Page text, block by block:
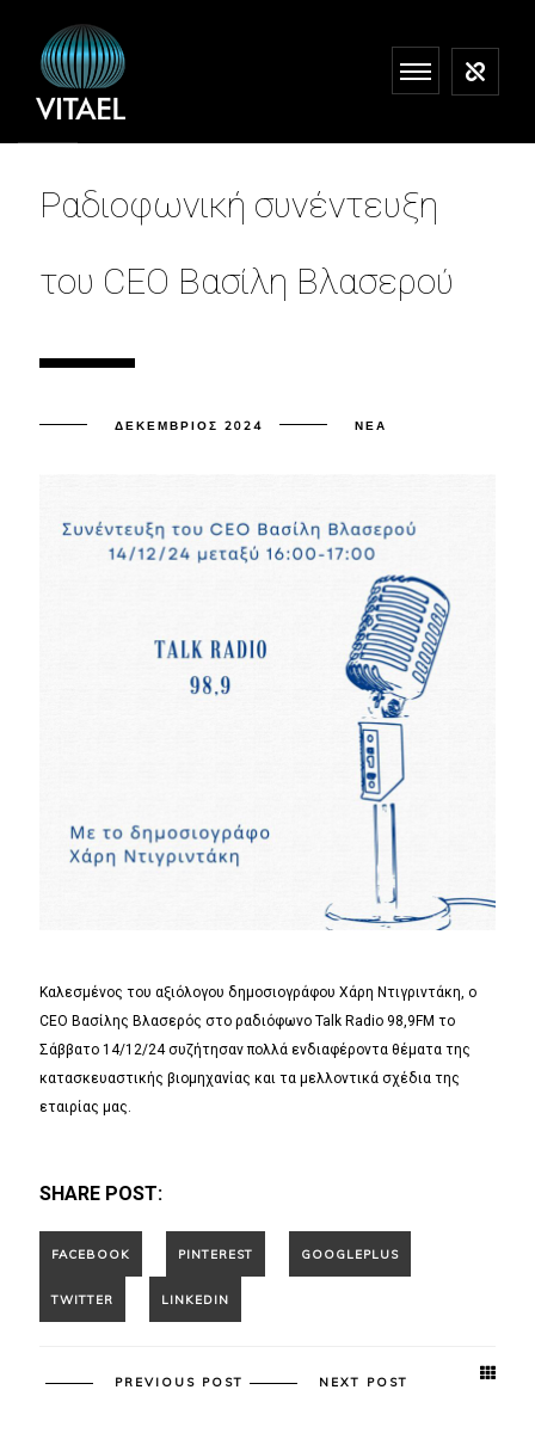
Ραδιοφωνική συνέντευξη
του CEO Βασίλη Βλασερού
ΔΕΚΈΜΒΡΙΟΣ 2024 ΝΈΑ
Καλεσμένος του αξιόλογου δημοσιογράφου Χάρη Ντιγριντάκη, ο
CEO Βασίλης Βλασερός στο ραδιόφωνο Talk Radio 98,9FM το
Σάββατο 14/12/24 συζήτησαν πολλά ενδιαφέροντα θέματα της
κατασκευαστικής βιομηχανίας και τα μελλοντικά σχέδια της
εταιρίας μας.
SHARE POST:
PREVIOUS POST NEXT POST